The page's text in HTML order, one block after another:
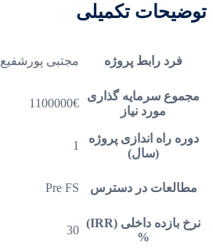
توضیحات تکمیلی
فرد رابط پروژه مجتبی پورشفیع 09133143095
مجموع سرمایه گذاری
مورد نیاز
1100000€
دوره راه اندازی پروژه
(سال)
1
مطالعات در دسترس Pre FS
نرخ بازده داخلی (IRR)
%
30